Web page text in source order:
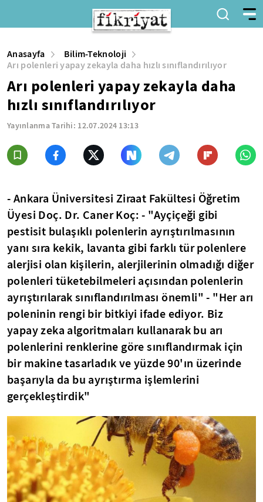
Anasayfa
Bilim-Teknoloji
Arı polenleri yapay zekayla daha hızlı sınıflandırılıyor
Arı polenleri yapay zekayla daha
hızlı sınıflandırılıyor
Yayınlanma Tarihi: 12.07.2024 13:13
- Ankara Üniversitesi Ziraat Fakültesi Öğretim
Üyesi Doç. Dr. Caner Koç: - "Ayçiçeği gibi
pestisit bulaşıklı polenlerin ayrıştırılmasının
yanı sıra kekik, lavanta gibi farklı tür polenlere
alerjisi olan kişilerin, alerjilerinin olmadığı diğer
polenleri tüketebilmeleri açısından polenlerin
ayrıştırılarak sınıflandırılması önemli" - "Her arı
poleninin rengi bir bitkiyi ifade ediyor. Biz
yapay zeka algoritmaları kullanarak bu arı
polenlerini renklerine göre sınıflandırmak için
bir makine tasarladık ve yüzde 90'ın üzerinde
başarıyla da bu ayrıştırma işlemlerini
gerçekleştirdik"